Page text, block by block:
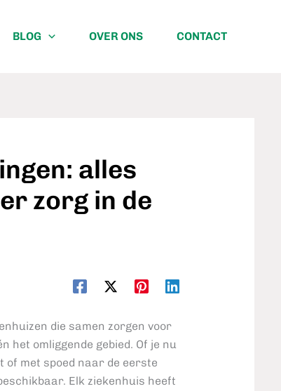
BLOG OVER ONS CONTACT
alles
zorg in de
die samen zorgen voor
het omliggende gebied. Of je nu
of met spoed naar de eerste
Elk ziekenhuis heeft